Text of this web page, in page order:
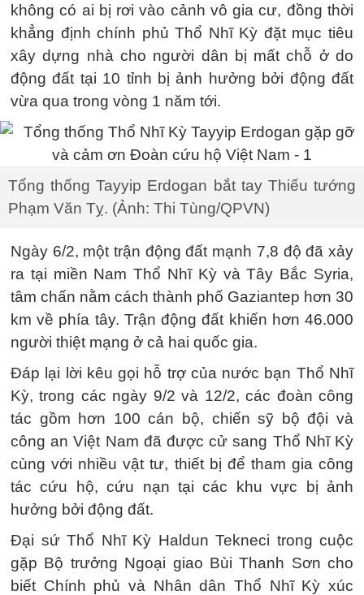
không có ai bị rơi vào cảnh vô gia cư, đồng thời
khẳng định chính phủ Thổ Nhĩ Kỳ đặt mục tiêu
xây dựng nhà cho người dân bị mất chỗ ở do
động đất tại 10 tỉnh bị ảnh hưởng bởi động đất
vừa qua trong vòng 1 năm tới.
Tổng thống Tayyip Erdogan bắt tay Thiếu tướng
Phạm Văn Tỵ. (Ảnh: Thi Tùng/QPVN)
Ngày 6/2, một trận động đất mạnh 7,8 độ đã xảy
ra tại miền Nam Thổ Nhĩ Kỳ và Tây Bắc Syria,
tâm chấn nằm cách thành phố Gaziantep hơn 30
km về phía tây. Trận động đất khiến hơn 46.000
người thiệt mạng ở cả hai quốc gia.
Đáp lại lời kêu gọi hỗ trợ của nước bạn Thổ Nhĩ
Kỳ, trong các ngày 9/2 và 12/2, các đoàn công
tác gồm hơn 100 cán bộ, chiến sỹ bộ đội và
công an Việt Nam đã được cử sang Thổ Nhĩ Kỳ
cùng với nhiều vật tư, thiết bị để tham gia công
tác cứu hộ, cứu nạn tại các khu vực bị ảnh
hưởng bởi động đất.
Đại sứ Thổ Nhĩ Kỳ Haldun Tekneci trong cuộc
gặp Bộ trưởng Ngoại giao Bùi Thanh Sơn cho
biết Chính phủ và Nhân dân Thổ Nhĩ Kỳ xúc